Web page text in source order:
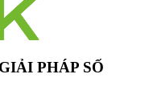
PHÁP SỐ